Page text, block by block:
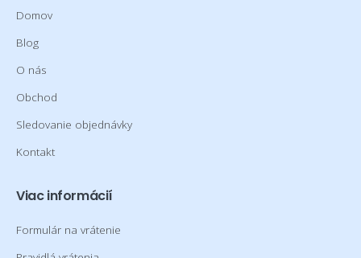
Domov
Blog
O nás
Obchod
Sledovanie objednávky
Kontakt
Viac informácií
Formulár na vrátenie